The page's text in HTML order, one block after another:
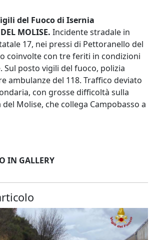
del Fuoco di Isernia
MOLISE. Incidente stradale in
17, nei pressi di Pettoranello del
coinvolte con tre feriti in condizioni
Sul posto vigili del fuoco, polizia
ambulanze del 118. Traffico deviato
con grosse difficoltà sulla
Molise, che collega Campobasso a
IN GALLERY